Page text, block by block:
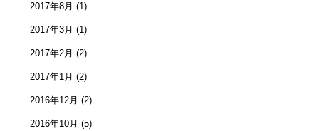
2017年8月 (1)
2017年3月 (1)
2017年2月 (2)
2017年1月 (2)
2016年12月 (2)
2016年10月 (5)